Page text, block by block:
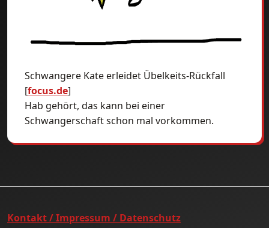
Schwangere Kate erleidet Übelkeits-Rückfall
[focus.de]
Hab gehört, das kann bei einer
Schwangerschaft schon mal vorkommen.
Kontakt / Impressum / Datenschutz